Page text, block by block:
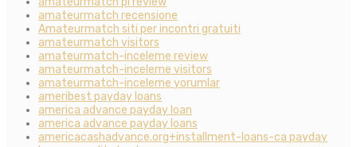
amateurmatch recensione
Amateurmatch siti per incontri gratuiti
amateurmatch visitors
amateurmatch-inceleme review
amateurmatch-inceleme visitors
amateurmatch-inceleme yorumlar
ameribest payday loans
america advance payday loan
america advance payday loans
americacashadvance.org+installment-loans-ca payday